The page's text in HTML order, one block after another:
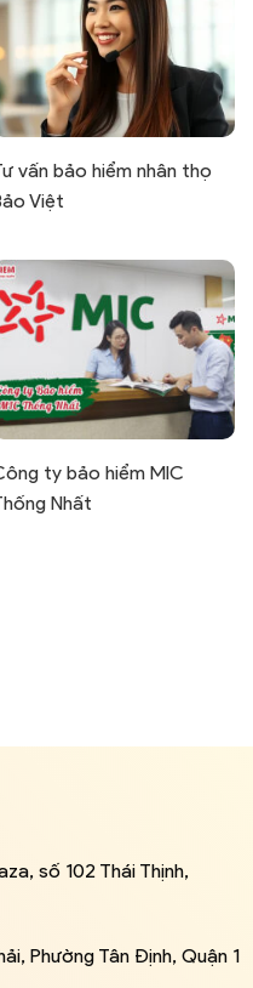
vấn bảo hiểm nhân thọ
Việt
ty bảo hiểm MIC
Nhất
số 102 Thái Thịnh,
Phường Tân Định, Quận 1